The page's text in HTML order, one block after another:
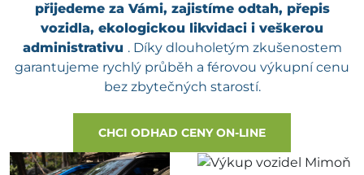
přijedeme za Vámi, zajistíme odtah, přepis
vozidla, ekologickou likvidaci i veškerou
administrativu . Díky dlouholetým zkušenostem
garantujeme rychlý průběh a férovou výkupní cenu
bez zbytečných starostí.
CHCI ODHAD CENY ON-LINE